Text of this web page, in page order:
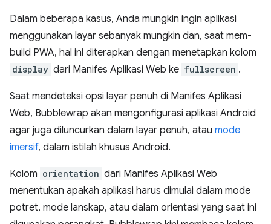
Dalam beberapa kasus, Anda mungkin ingin aplikasi
menggunakan layar sebanyak mungkin dan, saat mem-
build PWA, hal ini diterapkan dengan menetapkan kolom
display dari Manifes Aplikasi Web ke fullscreen .
Saat mendeteksi opsi layar penuh di Manifes Aplikasi
Web, Bubblewrap akan mengonfigurasi aplikasi Android
agar juga diluncurkan dalam layar penuh, atau mode
imersif, dalam istilah khusus Android.
Kolom orientation dari Manifes Aplikasi Web
menentukan apakah aplikasi harus dimulai dalam mode
potret, mode lanskap, atau dalam orientasi yang saat ini